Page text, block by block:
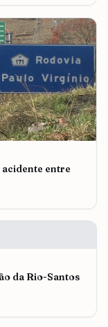
entre
da Rio-Santos